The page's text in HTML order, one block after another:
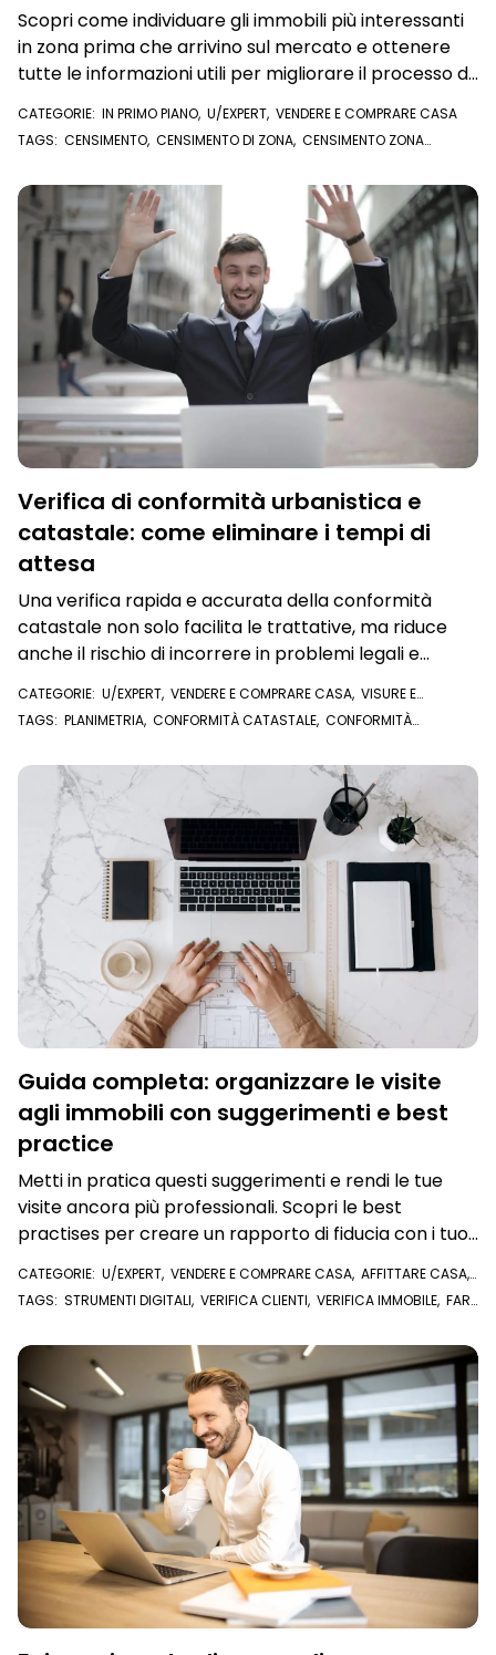
Scopri come individuare gli immobili più interessanti
in zona prima che arrivino sul mercato e ottenere
tutte le informazioni utili per migliorare il processo di
CATEGORIE: IN PRIMO PIANO, U/EXPERT, VENDERE E COMPRARE CASA
TAGS: CENSIMENTO, CENSIMENTO DI ZONA, CENSIMENTO ZONA
Verifica di conformità urbanistica e
catastale: come eliminare i tempi di
attesa
Una verifica rapida e accurata della conformità
catastale non solo facilita le trattative, ma riduce
anche il rischio di incorrere in problemi legali e
contrattuali
CATEGORIE: U/EXPERT, VENDERE E COMPRARE CASA, VISURE E
DOCUMENTI ONLINE
PLANIMETRIA CATASTALE
TAGS: PLANIMETRIA, CONFORMITÀ CATASTALE, CONFORMITÀ
Guida completa: organizzare le visite
agli immobili con suggerimenti e best
practice
Metti in pratica questi suggerimenti e rendi le tue
visite ancora più professionali. Scopri le best
practises per creare un rapporto di fiducia con i tuoi
clienti e semplificati la vita con la tecnologia
CATEGORIE: U/EXPERT, VENDERE E COMPRARE CASA, AFFITTARE CASA,
VISURE E DOCUMENTI ONLINE
TAGS: STRUMENTI DIGITALI, VERIFICA CLIENTI, VERIFICA IMMOBILE, FARE